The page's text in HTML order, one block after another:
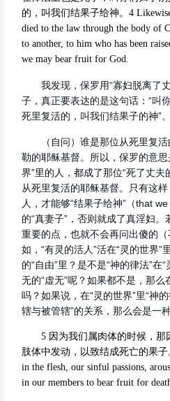
的，叫我们结果子给神。4
died to the law through the body of
to another, to him who has been
we may bear fruit for God.
我发现，保罗用“寡妇脱离了
子，真正要表达的是这句话：“叫
死里复活的，叫我们结果子的神”。
（自问）谁是那位从死里复
勒的耶稣基督。所以，保罗的意
界”里的人，都成了那位“死了丈
从死里复活的耶稣基督。只有这
人，才能够“结果子给神”（that
的“真妻子”，否则就成了真淫妇
重要的点，也就不会再问出傻的
如，“有灵的活人”活在“灵的世界”
的“自由”里？是不是“神的律法”在
无的“虚无”呢？如果都不是，那么
吗？如果说，在“灵的世界”里“神
辖与被管辖”的关系，那么会是一
5 因为我们属肉体的时候，那
肢体中发动，以致结成死亡的果
in the flesh, our sinful passions,
in our members to bear fruit for